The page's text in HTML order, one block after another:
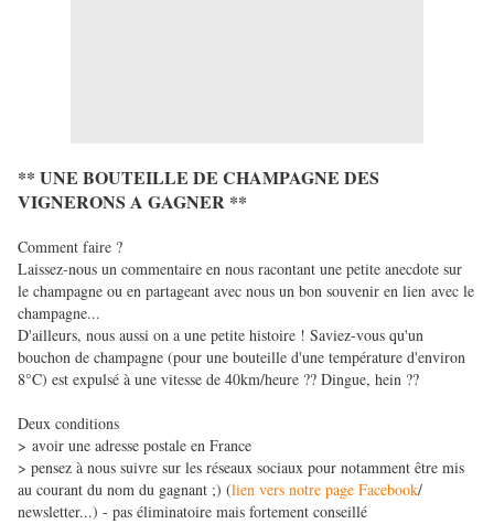
** UNE BOUTEILLE DE CHAMPAGNE DES
VIGNERONS A GAGNER **
Comment faire ?
Laissez-nous un commentaire en nous racontant une petite anecdote sur
le champagne ou en partageant avec nous un bon souvenir en lien avec le
champagne...
D'ailleurs, nous aussi on a une petite histoire ! Saviez-vous qu'un
bouchon de champagne (pour une bouteille d'une température d'environ
8°C) est expulsé à une vitesse de 40km/heure ?? Dingue, hein ??
Deux conditions
> avoir une adresse postale en France
> pensez à nous suivre sur les réseaux sociaux pour notamment être mis
au courant du nom du gagnant ;) (lien vers notre page Facebook/
newsletter...) - pas éliminatoire mais fortement conseillé